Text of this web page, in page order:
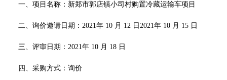
一、项目 名称：新郑市郭店镇小司村购置冷藏运输车项目
二、询价邀请日期： 2021年 10 月 12 日2021年 10 月 15 日
三、评审日期： 2021年 10 月 18 日
四、采购方式：询价